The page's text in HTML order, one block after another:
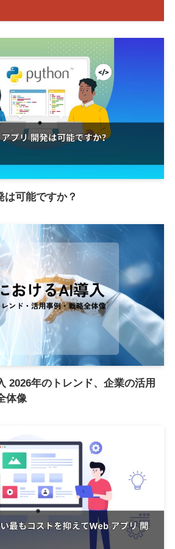
可能ですか？
2026年のトレンド、企業の活用
体像